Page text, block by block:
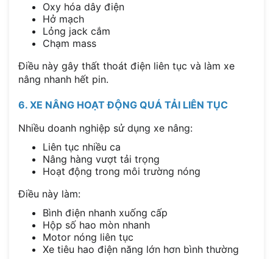
Oxy hóa dây điện
Hở mạch
Lỏng jack cắm
Chạm mass
Điều này gây thất thoát điện liên tục và làm xe
nâng nhanh hết pin.
6. XE NÂNG HOẠT ĐỘNG QUÁ TẢI LIÊN TỤC
Nhiều doanh nghiệp sử dụng xe nâng:
Liên tục nhiều ca
Nâng hàng vượt tải trọng
Hoạt động trong môi trường nóng
Điều này làm:
Bình điện nhanh xuống cấp
Hộp số hao mòn nhanh
Motor nóng liên tục
Xe tiêu hao điện năng lớn hơn bình thường